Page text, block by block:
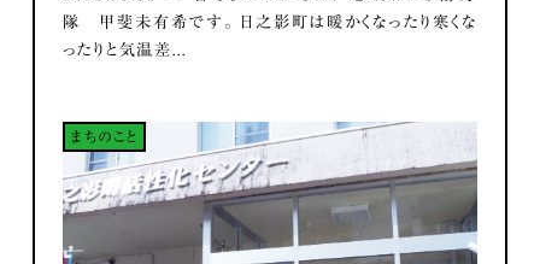
隊 甲斐未有希です。 日之影町は暖かくなったり寒くな
ったりと気温差...
まちのこと